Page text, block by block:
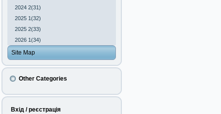
2024 2(31)
2025 1(32)
2025 2(33)
2026 1(34)
Site Map
Other Categories
Вхід / реєстрація